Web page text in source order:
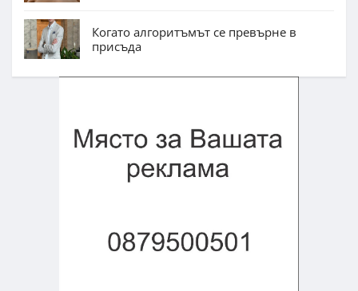
Когато алгоритъмът се превърне в
присъда